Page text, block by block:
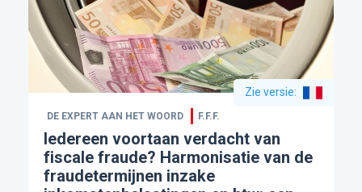
Zie versie:
DE EXPERT AAN HET WOORD F.F.F.
Iedereen voortaan verdacht van
fiscale fraude? Harmonisatie van de
fraudetermijnen inzake